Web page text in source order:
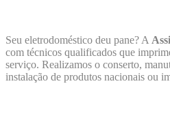
Seu eletrodoméstico deu pane? A
com técnicos qualificados que
serviço. Realizamos o conserto,
instalação de produtos nacionais ou